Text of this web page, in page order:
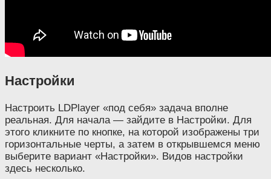
Настройки
Настроить LDPlayer «под себя» задача вполне
реальная. Для начала — зайдите в Настройки. Для
этого кликните по кнопке, на которой изображены три
горизонтальные черты, а затем в открывшемся меню
выберите вариант «Настройки». Видов настройки
здесь несколько.